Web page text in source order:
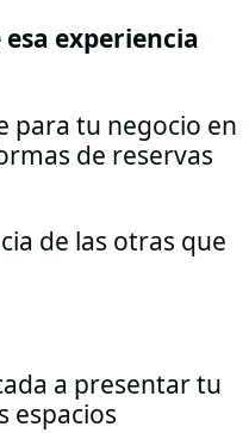
experiencia
para tu negocio en
de reservas
de las otras que
a presentar tu
espacios